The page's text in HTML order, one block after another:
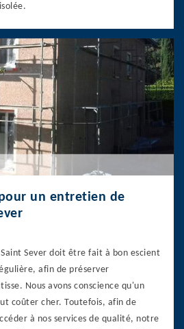
un entretien de
Sever doit être fait à bon escient
afin de préserver
Nous avons conscience qu'un
coûter cher. Toutefois, afin de
à nos services de qualité, notre